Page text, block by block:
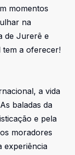
momentos
na
de Jurerê e
tem a oferecer!
a vida
baladas da
e pela
moradores
experiência